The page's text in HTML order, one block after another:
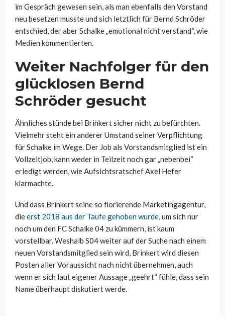
im Gespräch gewesen sein, als man ebenfalls den Vorstand
neu besetzen musste und sich letztlich für Bernd Schröder
entschied, der aber Schalke „emotional nicht verstand“, wie
Medien kommentierten.
Weiter Nachfolger für den
glücklosen Bernd
Schröder gesucht
Ähnliches stünde bei Brinkert sicher nicht zu befürchten.
Vielmehr steht ein anderer Umstand seiner Verpflichtung
für Schalke im Wege. Der Job als Vorstandsmitglied ist ein
Vollzeitjob, kann weder in Teilzeit noch gar „nebenbei“
erledigt werden, wie Aufsichtsratschef Axel Hefer
klarmachte.
Und dass Brinkert seine so florierende Marketingagentur,
dieerst 2018 aus der Taufe gehoben wurde, um sich nur
noch um den FC Schalke 04 zu kümmern, ist kaum
vorstellbar. Weshalb S04 weiter auf der Suche nach einem
neuen Vorstandsmitglied sein wird, Brinkert wird diesen
Posten aller Voraussicht nach nicht übernehmen, auch
wenn er sich laut eigener Aussage „geehrt“ fühle, dass sein
Name überhaupt diskutiert werde.